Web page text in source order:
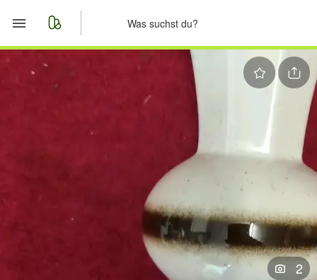
Start
Nachrichten
2